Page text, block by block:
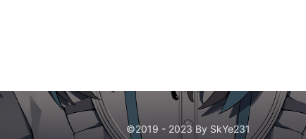
©2019 - 2023 By SkYe231